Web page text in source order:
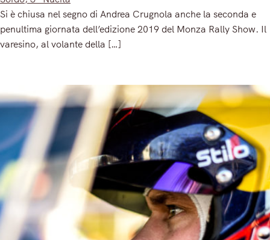
Si è chiusa nel segno di Andrea Crugnola anche la seconda e
penultima giornata dell’edizione 2019 del Monza Rally Show. Il
varesino, al volante della […]